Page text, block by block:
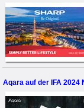
Aqara auf der IFA 2024